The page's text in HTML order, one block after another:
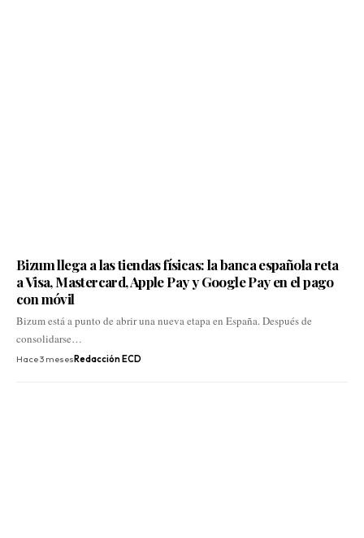
Bizum llega a las tiendas físicas: la banca española reta
a Visa, Mastercard, Apple Pay y Google Pay en el pago
con móvil
Bizum está a punto de abrir una nueva etapa en España. Después de
consolidarse…
Hace 3 meses Redacción ECD